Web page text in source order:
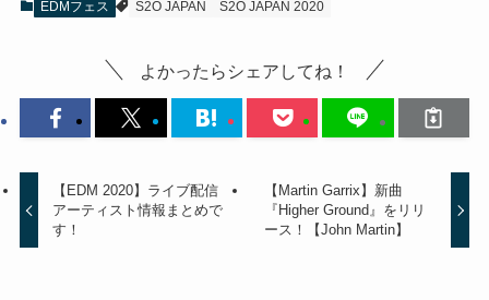
EDMフェス S2O JAPAN S2O JAPAN 2020
よかったらシェアしてね！
【EDM 2020】ライブ配信
アーティスト情報まとめで
す！
【Martin Garrix】新曲
『Higher Ground』をリリ
ース！【John Martin】